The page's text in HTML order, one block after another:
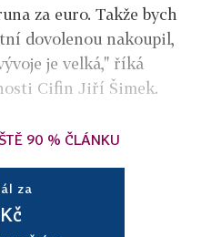
za euro. Takže bych
dovolenou nakoupil,
je velká," říká
Cifin Jiří Šimek.
90 % ČLÁNKU
za